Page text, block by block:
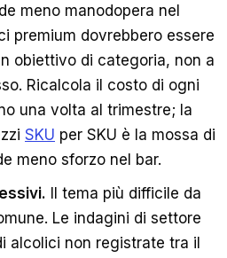
meno manodopera nel
premium dovrebbero essere
obiettivo di categoria, non a
Ricalcola il costo di ogni
una volta al trimestre; la
SKU per SKU è la mossa di
meno sforzo nel bar.
Il tema più difficile da
Le indagini di settore
alcolici non registrate tra il